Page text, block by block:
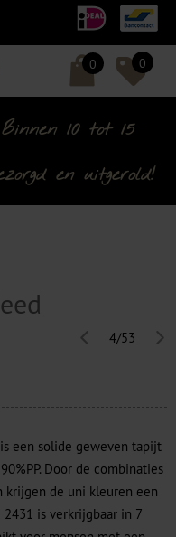
0 0
10 tot 15
en uitgerold!
4/53
is een solide geweven tapijt
Door de combinaties
krijgen de uni kleuren een
is verkrijgbaar in 7